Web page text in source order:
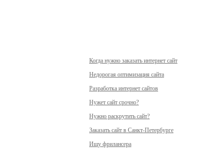
Когда нужно заказать интернет сайт
Недорогая оптимизация сайта
Разработка интернет сайтов
Нужет сайт срочно?
Нужно раскрутить сайт?
Заказать сайт в Санкт-Петербурге
Ищу фрилансера